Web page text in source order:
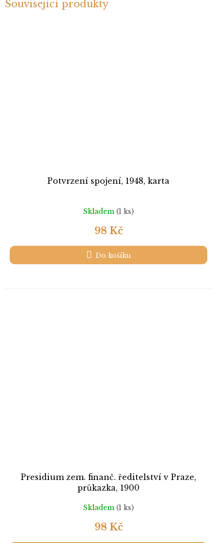
Související produkty
Potvrzení spojení, 1948, karta
Skladem (1 ks)
98 Kč
Do košíku
Presidium zem. finanč. ředitelství v Praze,
průkazka, 1900
Skladem (1 ks)
98 Kč